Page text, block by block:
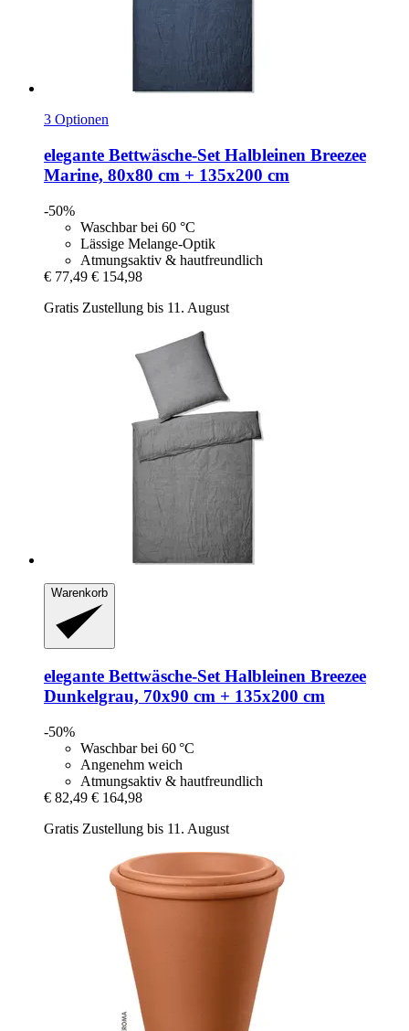
3 Optionen
elegante Bettwäsche-​Set Halbleinen Breezee
Marine, 80x80 cm + 135x200 cm
-50%
Waschbar bei 60 °C
Lässige Melange-Optik
Atmungsaktiv & hautfreundlich
€ 77,49 € 154,98
Gratis Zustellung bis 11. August
Warenkorb
elegante Bettwäsche-​Set Halbleinen Breezee
Dunkelgrau, 70x90 cm + 135x200 cm
-50%
Waschbar bei 60 °C
Angenehm weich
Atmungsaktiv & hautfreundlich
€ 82,49 € 164,98
Gratis Zustellung bis 11. August